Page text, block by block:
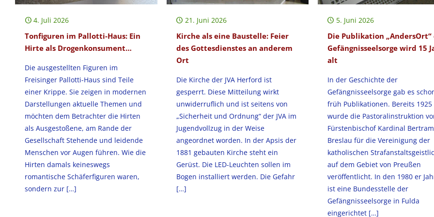
4. Juli 2026
Tonfiguren im Pallotti-Haus: Ein
Hirte als Drogenkonsument…
Die ausgestellten Figuren im
Freisinger Pallotti-Haus sind Teile
einer Krippe. Sie zeigen in modernen
Darstellungen aktuelle Themen und
möchten dem Betrachter die Hirten
als Ausgestoßene, am Rande der
Gesellschaft Stehende und leidende
Menschen vor Augen führen. Wie die
Hirten damals keineswegs
romantische Schäferfiguren waren,
sondern zur […]
21. Juni 2026
Kirche als eine Baustelle: Feier
des Gottesdienstes an anderem
Ort
Die Kirche der JVA Herford ist
gesperrt. Diese Mitteilung wirkt
unwiderruflich und ist seitens von
„Sicherheit und Ordnung“ der JVA im
Jugendvollzug in der Weise
angeordnet worden. In der Apsis der
1881 gebauten Kirche steht ein
Gerüst. Die LED-Leuchten sollen im
Bogen installiert werden. Die Gefahr
[…]
5. Juni 2026
Die Publikation „AndersOrt“
Gefängnisseelsorge wird 15
alt
In der Geschichte der
Gefängnisseelsorge gab es
früh Publikationen. Bereits 1925
wurde die Pastoralinstruktion
Fürstenbischof Kardinal
Breslau für die Vereinigung der
katholischen
auf dem Gebiet von Preußen
veröffentlicht. In den 1980 er
ist eine Bundesstelle der
Gefängnisseelsorge in Fulda
eingerichtet[…]